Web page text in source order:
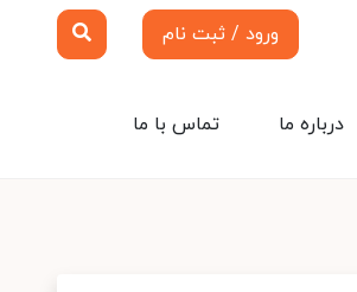
ورود / ثبت نام
تماس با ما درباره ما